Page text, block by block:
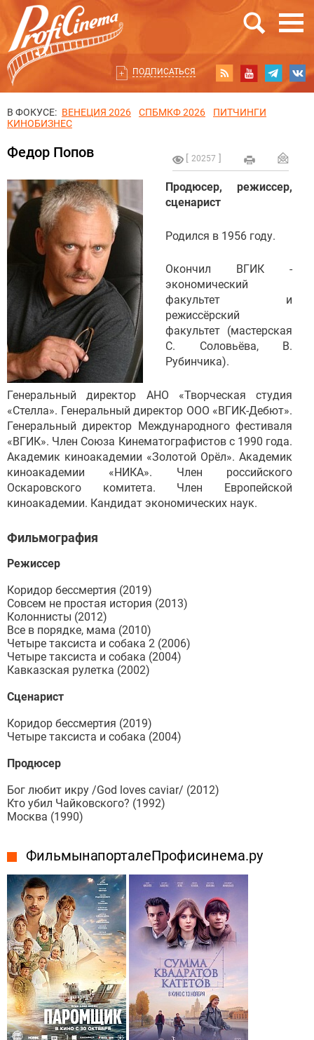
ПОДПИСАТЬСЯ
В ФОКУСЕ: ВЕНЕЦИЯ 2026 СПБМКФ 2026
ПИТЧИНГИ
КИНОБИЗНЕС
20257
Федор Попов
Продюсер, режиссер,
сценарист
Родился в 1956 году.
Окончил ВГИК -
экономический
факультет и
режиссёрский
факультет (мастерская
С. Соловьёва, В.
Рубинчика).
Генеральный директор АНО «Творческая студия
«Стелла». Генеральный директор ООО «ВГИК-Дебют».
Генеральный директор Международного фестиваля
«ВГИК». Член Союза Кинематографистов с 1990 года.
Академик киноакадемии «Золотой Орёл». Академик
киноакадемии «НИКА». Член российского
Оскаровского комитета. Член Европейской
киноакадемии. Кандидат экономических наук.
Фильмография
Режиссер
Коридор бессмертия (2019)
Совсем не простая история (2013)
Колоннисты (2012)
Все в порядке, мама (2010)
Четыре таксиста и собака 2 (2006)
Четыре таксиста и собака (2004)
Кавказская рулетка (2002)
Сценарист
Коридор бессмертия (2019)
Четыре таксиста и собака (2004)
Продюсер
Бог любит икру /God loves caviar/ (2012)
Кто убил Чайковского? (1992)
Москва (1990)
Фильмы на портале Профисинема.ру